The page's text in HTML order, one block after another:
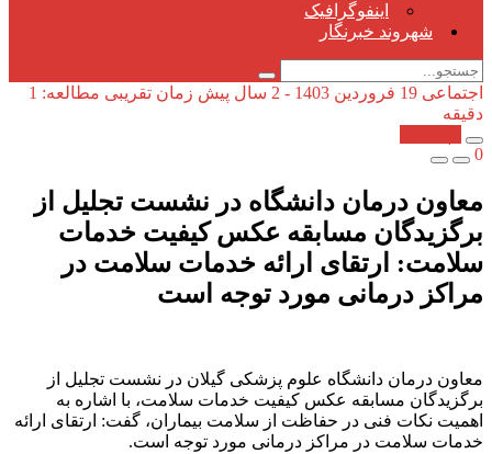
اینفوگرافیک
شهروند خبرنگار
اجتماعی 19 فروردین 1403 - 2 سال پیش
زمان تقریبی مطالعه: 1
دقیقه
0
معاون درمان دانشگاه در نشست تجلیل از
برگزیدگان مسابقه عکس کیفیت خدمات
سلامت: ارتقای ارائه خدمات سلامت در
مراکز درمانی مورد توجه است
معاون درمان دانشگاه علوم پزشکی گیلان در نشست تجلیل از
برگزیدگان مسابقه عکس کیفیت خدمات سلامت، با اشاره به
اهمیت نکات فنی در حفاظت از سلامت بیماران، گفت: ارتقای ارائه
خدمات سلامت در مراکز درمانی مورد توجه است.